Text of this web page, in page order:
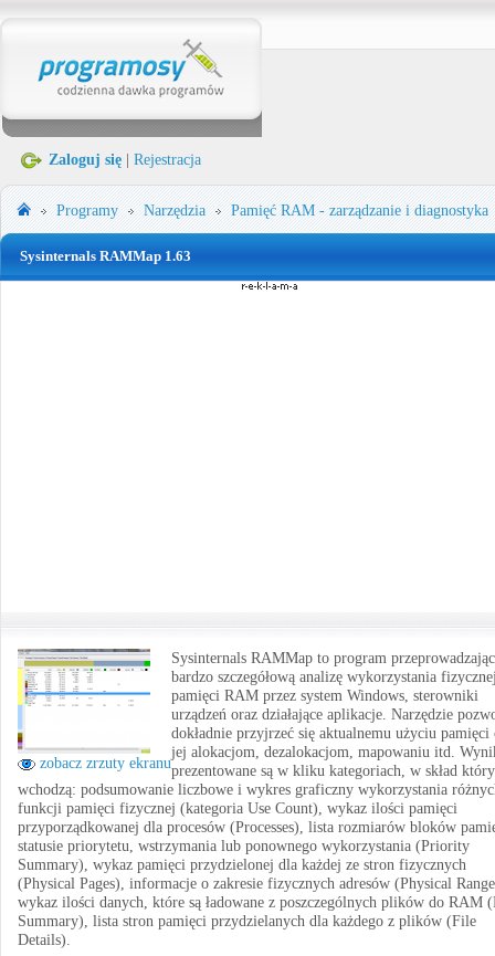
Zaloguj się Rejestracja
Programy Narzędzia Pamięć RAM - zarządzanie i diagnostyka
Sysinternals RAMMap 1.63
zobacz zrzuty ekranu
Sysinternals RAMMap to program
bardzo szczegółową analizę wykorzystania
pamięci RAM przez system Windows, sterowniki
urządzeń oraz działające aplikacje. Narzędzie
dokładnie przyjrzeć się aktualnemu użyciu pamięci
jej alokacjom, dezalokacjom, mapowaniu itd.
prezentowane są w kliku kategoriach, w skład
wchodzą: podsumowanie liczbowe i wykres graficzny wykorzystania
funkcji pamięci fizycznej (kategoria Use Count), wykaz ilości pamięci
przyporządkowanej dla procesów (Processes), lista rozmiarów bloków
statusie priorytetu, wstrzymania lub ponownego wykorzystania (Priority
Summary), wykaz pamięci przydzielonej dla każdej ze stron fizycznych
(Physical Pages), informacje o zakresie fizycznych adresów (Physical
wykaz ilości danych, które są ładowane z poszczególnych plików do RAM
Summary), lista stron pamięci przydzielanych dla każdego z plików (File
Details).